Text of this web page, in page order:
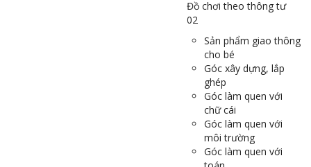
Đồ chơi theo thông tư
02
Sản phẩm giao thông
cho bé
Góc xây dựng, lắp
ghép
Góc làm quen với
chữ cái
Góc làm quen với
môi trường
Góc làm quen với